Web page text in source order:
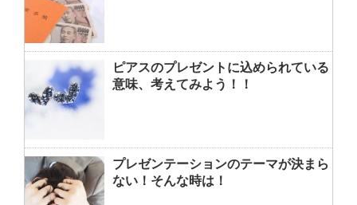
ピアスのプレゼントに込められている
意味、考えてみよう！！
プレゼンテーションのテーマが決まら
ない！そんな時は！